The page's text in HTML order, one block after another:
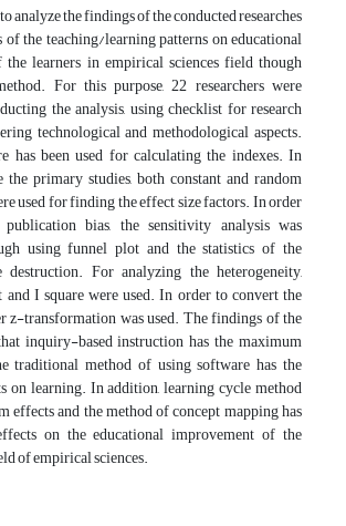
analyze the findings of the conducted researches
of the teaching/learning patterns on educational
learners in empirical sciences field though
For this purpose, 22 researchers were
the analysis, using checklist for research
technological and methodological aspects.
has been used for calculating the indexes. In
primary studies, both constant and random
used for finding the effect size factors. In order
bias, the sensitivity analysis was
using funnel plot and the statistics of the
For analyzing the heterogeneity,
and I square were used. In order to convert the
z-transformation was used. The findings of the
inquiry-based instruction has the maximum
traditional method of using software has the
on learning. In addition, learning cycle method
effects and the method of concept mapping has
on the educational improvement of the
of empirical sciences.